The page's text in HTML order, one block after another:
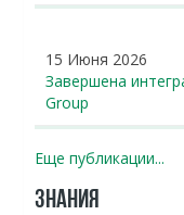
15 Июня 2026
Завершена
Group
Еще публикации...
ЗНАНИЯ